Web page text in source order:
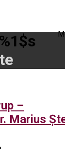
–
Marius